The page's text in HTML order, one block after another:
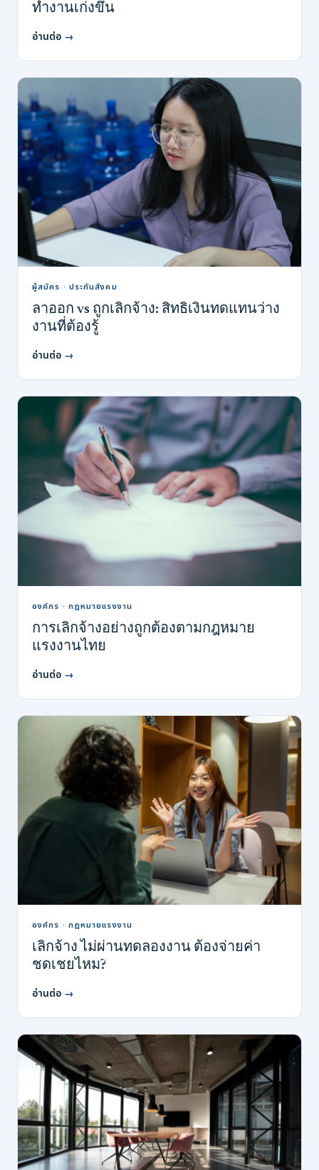
ทำงานเก่งขึ้น
อ่านต่อ →
ผู้สมัคร · ประกันสังคม
ลาออก vs ถูกเลิกจ้าง: สิทธิเงินทดแทนว่าง
งานที่ต้องรู้
อ่านต่อ →
องค์กร · กฎหมายแรงงาน
การเลิกจ้างอย่างถูกต้องตามกฎหมาย
แรงงานไทย
อ่านต่อ →
องค์กร · กฎหมายแรงงาน
เลิกจ้าง ไม่ผ่านทดลองงาน ต้องจ่ายค่า
ชดเชยไหม?
อ่านต่อ →